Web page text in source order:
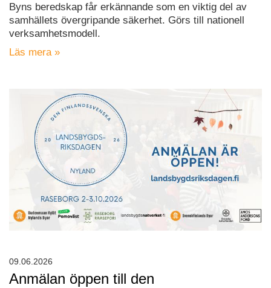
Byns beredskap får erkännande som en viktig del av
samhällets övergripande säkerhet. Görs till nationell
verksamhetsmodell.
Läs mera »
Anmälan öppen till den
09.06.2026